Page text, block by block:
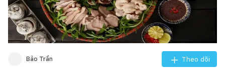
Bảo Trần Theo dõi